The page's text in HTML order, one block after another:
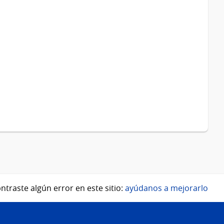
algún error en este sitio: ayúdanos a mejorarlo